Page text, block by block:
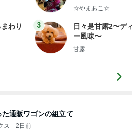
グ
わり
☆やまあこ☆
3
日々是甘露2〜デ
ー風味〜
甘露
通販ワゴンの組立て
ス 2日前